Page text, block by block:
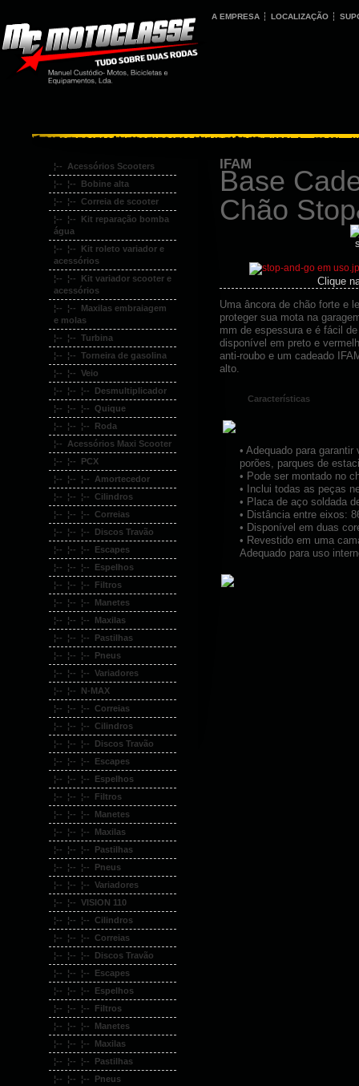
A EMPRESA LOCALIZAÇÃO
¦-- Acessórios Scooters
¦-- ¦-- Bobine alta
¦-- ¦-- Correia de scooter
¦-- ¦-- Kit reparação bomba
água
¦-- ¦-- Kit roleto variador e
acessórios
¦-- ¦-- Kit variador scooter e
acessórios
¦-- ¦-- Maxilas embraiagem
e molas
¦-- ¦-- Turbina
¦-- ¦-- Torneira de gasolina
¦-- ¦-- Veio
¦-- ¦-- ¦-- Desmultiplicador
¦-- ¦-- ¦-- Quique
¦-- ¦-- ¦-- Roda
¦-- Acessórios Maxi Scooter
¦-- ¦-- PCX
¦-- ¦-- ¦-- Amortecedor
¦-- ¦-- ¦-- Cilindros
¦-- ¦-- ¦-- Correias
¦-- ¦-- ¦-- Discos Travão
¦-- ¦-- ¦-- Escapes
¦-- ¦-- ¦-- Espelhos
¦-- ¦-- ¦-- Filtros
¦-- ¦-- ¦-- Manetes
¦-- ¦-- ¦-- Maxilas
¦-- ¦-- ¦-- Pastilhas
¦-- ¦-- ¦-- Pneus
¦-- ¦-- ¦-- Variadores
¦-- ¦-- N-MAX
¦-- ¦-- ¦-- Correias
¦-- ¦-- ¦-- Cilindros
¦-- ¦-- ¦-- Discos Travão
¦-- ¦-- ¦-- Escapes
¦-- ¦-- ¦-- Espelhos
¦-- ¦-- ¦-- Filtros
¦-- ¦-- ¦-- Manetes
¦-- ¦-- ¦-- Maxilas
¦-- ¦-- ¦-- Pastilhas
¦-- ¦-- ¦-- Pneus
¦-- ¦-- ¦-- Variadores
¦-- ¦-- VISION 110
¦-- ¦-- ¦-- Cilindros
¦-- ¦-- ¦-- Correias
¦-- ¦-- ¦-- Discos Travão
¦-- ¦-- ¦-- Escapes
¦-- ¦-- ¦-- Espelhos
¦-- ¦-- ¦-- Filtros
¦-- ¦-- ¦-- Manetes
¦-- ¦-- ¦-- Maxilas
¦-- ¦-- ¦-- Pastilhas
¦-- ¦-- ¦-- Pneus
IFAM
Base
Chão
Clique
Uma âncora de chão forte e
proteger sua mota na
mm de espessura e é fácil
disponível em preto e
anti-roubo e um cadeado
alto.
Características
• Adequado para
porões, parques de
• Pode ser montado no
• Inclui todas as peças
• Placa de aço soldada
• Distância entre eixos:
• Disponível em duas
• Revestido em uma
Adequado para uso